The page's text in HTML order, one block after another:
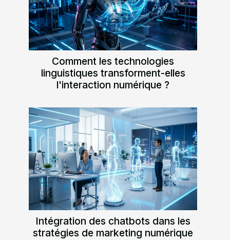
Comment les technologies
linguistiques transforment-elles
l'interaction numérique ?
Intégration des chatbots dans les
stratégies de marketing numérique